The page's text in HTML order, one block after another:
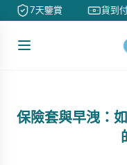
7天鑒賞 貨到
保險套與早洩：